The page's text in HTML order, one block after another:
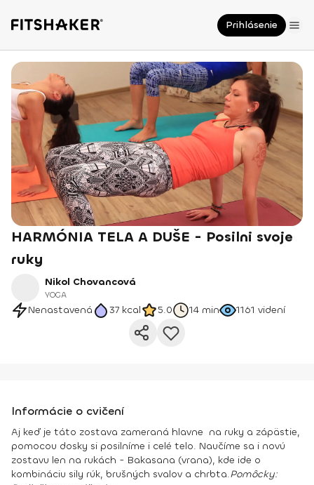
Prihlásenie
HARMÓNIA TELA A DUŠE - Posilni svoje
ruky
Nikol Chovancová
YOGA
Nenastavená 37 kcal 5.0 14 min 1161 videní
Informácie o cvičení
Aj keď je táto zostava zameraná hlavne na ruky a zápästie,
pomocou dosky si posilníme i celé telo. Naučíme sa i novú
zostavu len na rukách - Bakasana (vrana), kde ide o
kombináciu sily rúk, brušných svalov a chrbta.Pomôcky: